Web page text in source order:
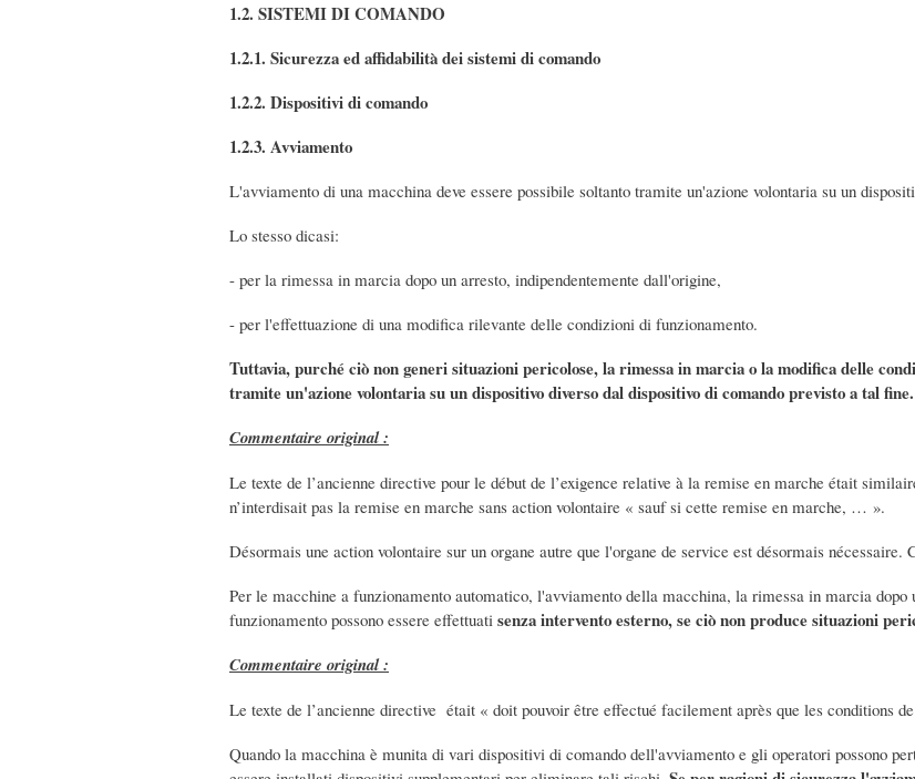
1.2. SISTEMI DI COMANDO
1.2.1. Sicurezza ed affidabilità dei sistemi di comando
1.2.2. Dispositivi di comando
1.2.3. Avviamento
L'avviamento di una macchina deve essere possibile soltanto tramite un'azione volontaria su un
Lo stesso dicasi:
- per la rimessa in marcia dopo un arresto, indipendentemente dall'origine,
- per l'effettuazione di una modifica rilevante delle condizioni di funzionamento.
Tuttavia, purché ciò non generi situazioni pericolose, la rimessa in marcia o la modifica delle
tramite un'azione volontaria su un dispositivo diverso dal dispositivo di comando previsto a tal fine.
Commentaire original :
Le texte de l’ancienne directive pour le début de l’exigence relative à la remise en marche était
n’interdisait pas la remise en marche sans action volontaire « sauf si cette remise en marche, … ».
Désormais une action volontaire sur un organe autre que l'organe de service est désormais
Per le macchine a funzionamento automatico, l'avviamento della macchina, la rimessa in marcia
funzionamento possono essere effettuati senza intervento esterno, se ciò non produce situazioni
Commentaire original :
Le texte de l’ancienne directive était « doit pouvoir être effectué facilement après que les conditions
Quando la macchina è munita di vari dispositivi di comando dell'avviamento e gli operatori possono